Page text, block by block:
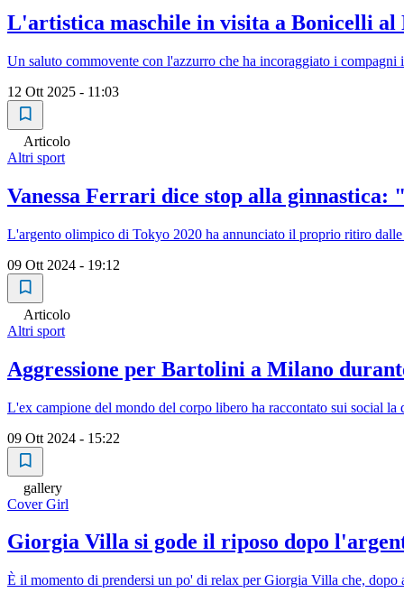
L'artistica maschile in visita a Bonicelli
Un saluto commovente con l'azzurro che ha incoraggiato i
12 Ott 2025 - 11:03
Articolo
Altri sport
Vanessa Ferrari dice stop alla
L'argento olimpico di Tokyo 2020 ha annunciato il proprio ritiro
09 Ott 2024 - 19:12
Articolo
Altri sport
Aggressione per Bartolini a Milano
L'ex campione del mondo del corpo libero ha raccontato sui social
09 Ott 2024 - 15:22
gallery
Cover Girl
Giorgia Villa si gode il riposo dopo
È il momento di prendersi un po' di relax per Giorgia Villa che,